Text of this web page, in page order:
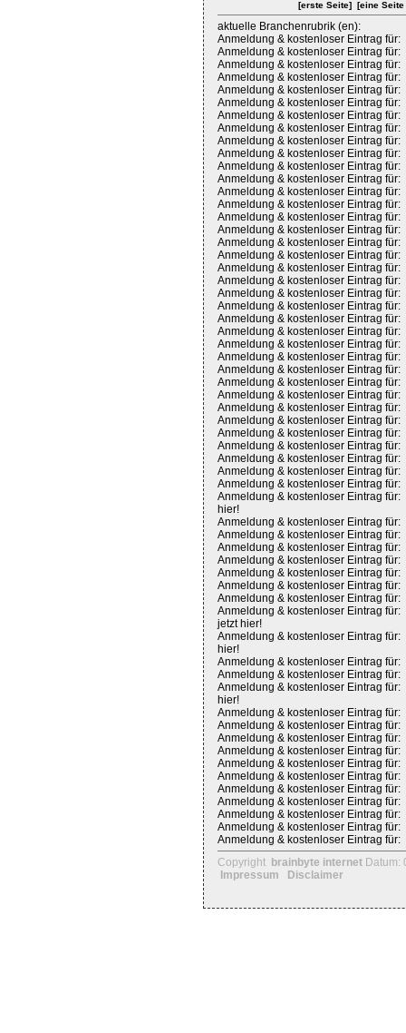
[erste Seite] [eine
aktuelle Branchenrubrik (en):
Anmeldung & kostenloser Eintrag für:
Anmeldung & kostenloser Eintrag für:
Anmeldung & kostenloser Eintrag für:
Anmeldung & kostenloser Eintrag für:
Anmeldung & kostenloser Eintrag für:
Anmeldung & kostenloser Eintrag für:
Anmeldung & kostenloser Eintrag für:
Anmeldung & kostenloser Eintrag für:
Anmeldung & kostenloser Eintrag für:
Anmeldung & kostenloser Eintrag für:
Anmeldung & kostenloser Eintrag für:
Anmeldung & kostenloser Eintrag für:
Anmeldung & kostenloser Eintrag für:
Anmeldung & kostenloser Eintrag für:
Anmeldung & kostenloser Eintrag für:
Anmeldung & kostenloser Eintrag für:
Anmeldung & kostenloser Eintrag für:
Anmeldung & kostenloser Eintrag für:
Anmeldung & kostenloser Eintrag für:
Anmeldung & kostenloser Eintrag für:
Anmeldung & kostenloser Eintrag für:
Anmeldung & kostenloser Eintrag für:
Anmeldung & kostenloser Eintrag für:
Anmeldung & kostenloser Eintrag für:
Anmeldung & kostenloser Eintrag für:
Anmeldung & kostenloser Eintrag für:
Anmeldung & kostenloser Eintrag für:
Anmeldung & kostenloser Eintrag für:
Anmeldung & kostenloser Eintrag für:
Anmeldung & kostenloser Eintrag für:
Anmeldung & kostenloser Eintrag für:
Anmeldung & kostenloser Eintrag für:
Anmeldung & kostenloser Eintrag für:
Anmeldung & kostenloser Eintrag für:
Anmeldung & kostenloser Eintrag für:
Anmeldung & kostenloser Eintrag für:
Anmeldung & kostenloser Eintrag für:
hier!
Anmeldung & kostenloser Eintrag für:
Anmeldung & kostenloser Eintrag für:
Anmeldung & kostenloser Eintrag für:
Anmeldung & kostenloser Eintrag für:
Anmeldung & kostenloser Eintrag für:
Anmeldung & kostenloser Eintrag für:
Anmeldung & kostenloser Eintrag für:
Anmeldung & kostenloser Eintrag für:
jetzt hier!
Anmeldung & kostenloser Eintrag für:
hier!
Anmeldung & kostenloser Eintrag für:
Anmeldung & kostenloser Eintrag für:
Anmeldung & kostenloser Eintrag für:
hier!
Anmeldung & kostenloser Eintrag für:
Anmeldung & kostenloser Eintrag für:
Anmeldung & kostenloser Eintrag für:
Anmeldung & kostenloser Eintrag für:
Anmeldung & kostenloser Eintrag für:
Anmeldung & kostenloser Eintrag für:
Anmeldung & kostenloser Eintrag für:
Anmeldung & kostenloser Eintrag für:
Anmeldung & kostenloser Eintrag für:
Anmeldung & kostenloser Eintrag für:
Anmeldung & kostenloser Eintrag für:
Copyright brainbyte internet Datum:
Impressum
Disclaimer